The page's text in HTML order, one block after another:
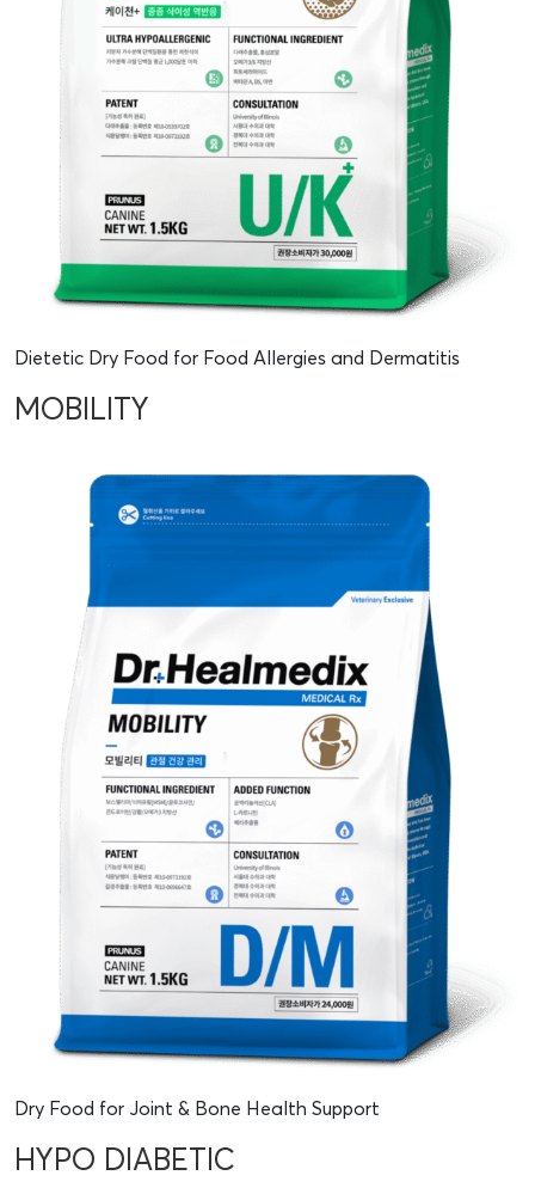
Dietetic Dry Food for Food Allergies and Dermatitis
MOBILITY
Dry Food for Joint & Bone Health Support
HYPO DIABETIC